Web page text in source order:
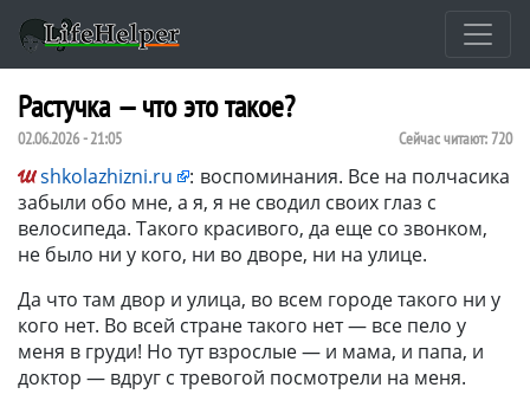
Растучка — что это такое?
02.06.2026 - 21:05 Сейчас читают: 720
shkolazhizni.ru : воспоминания. Все на полчасика
забыли обо мне, а я, я не сводил своих глаз с
велосипеда. Такого красивого, да еще со звонком,
не было ни у кого, ни во дворе, ни на улице.
Да что там двор и улица, во всем городе такого ни у
кого нет. Во всей стране такого нет — все пело у
меня в груди! Но тут взрослые — и мама, и папа, и
доктор — вдруг с тревогой посмотрели на меня.